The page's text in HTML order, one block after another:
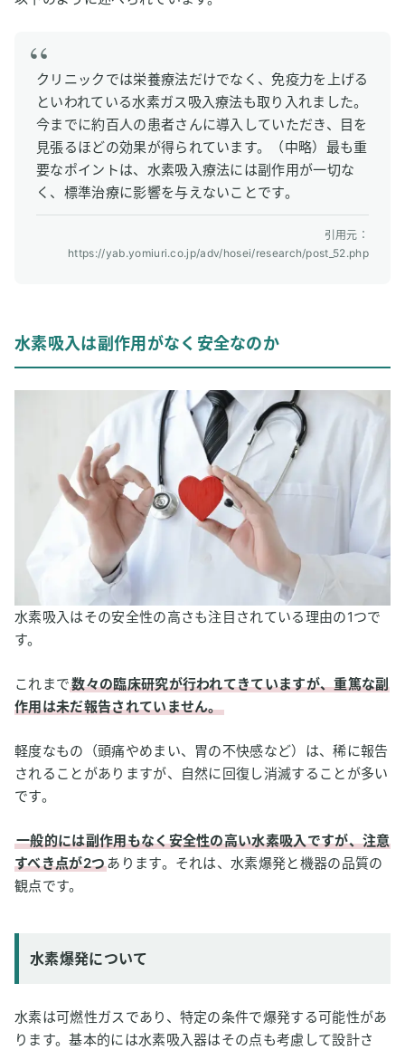
クリニックでは栄養療法だけでなく、免疫力を上げる
といわれている水素ガス吸入療法も取り入れました。
今までに約百人の患者さんに導入していただき、目を
見張るほどの効果が得られています。（中略）最も重
要なポイントは、水素吸入療法には副作用が一切な
く、標準治療に影響を与えないことです。
引用元：
https://yab.yomiuri.co.jp/adv/hosei/research/post_52.php
水素吸入は副作用がなく安全なのか
水素吸入はその安全性の高さも注目されている理由の1つで
す。
これまで数々の臨床研究が行われてきていますが、重篤な副
作用は未だ報告されていません。
軽度なもの（頭痛やめまい、胃の不快感など）は、稀に報告
されることがありますが、自然に回復し消滅することが多い
です。
一般的には副作用もなく安全性の高い水素吸入ですが、注意
すべき点が2つあります。それは、水素爆発と機器の品質の
観点です。
水素爆発について
水素は可燃性ガスであり、特定の条件で爆発する可能性があ
ります。基本的には水素吸入器はその点も考慮して設計さ